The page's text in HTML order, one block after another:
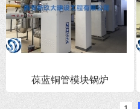
葆蓝铜管模块锅炉